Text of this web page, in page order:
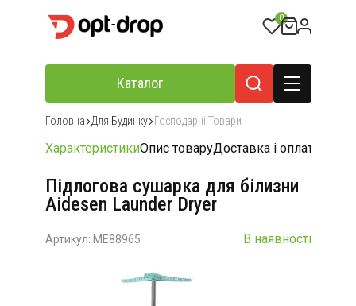
0
Каталог
Головна Для Будинку Господарчі Товари
ХарактеристикиОпис товаруДоставка і оплата
Підлогова сушарка для білизни
Aidesen Launder Dryer
Артикул: ME88965 В наявності